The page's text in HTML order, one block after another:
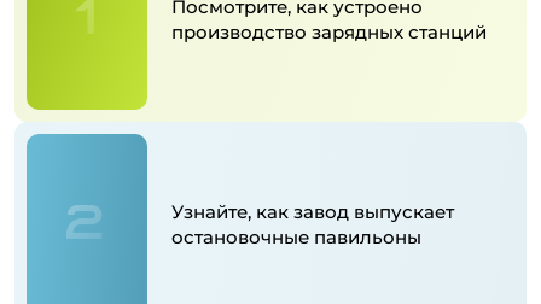
1
Посмотрите, как устроено
производство зарядных станций
2
Узнайте, как завод выпускает
остановочные павильоны